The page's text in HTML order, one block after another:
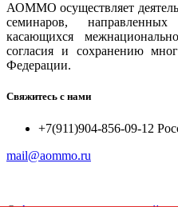
АОММО осуществляет
семинаров,
касающихся
согласия и сохранению
Федерации.
Свяжитесь с нами
+7(911)904-856-09-12
mail@aommo.ru